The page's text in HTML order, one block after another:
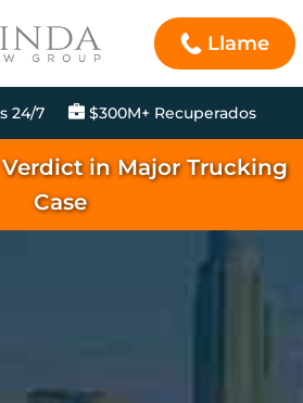
Llame
24/7 $300M+ Recuperados
Verdict in Major Trucking
Case